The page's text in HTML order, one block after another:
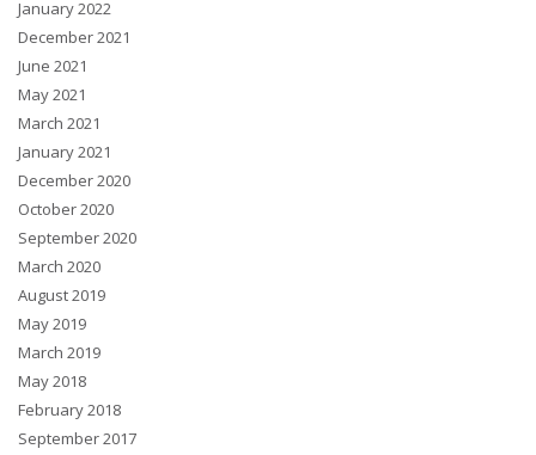
January 2022
December 2021
June 2021
May 2021
March 2021
January 2021
December 2020
October 2020
September 2020
March 2020
August 2019
May 2019
March 2019
May 2018
February 2018
September 2017